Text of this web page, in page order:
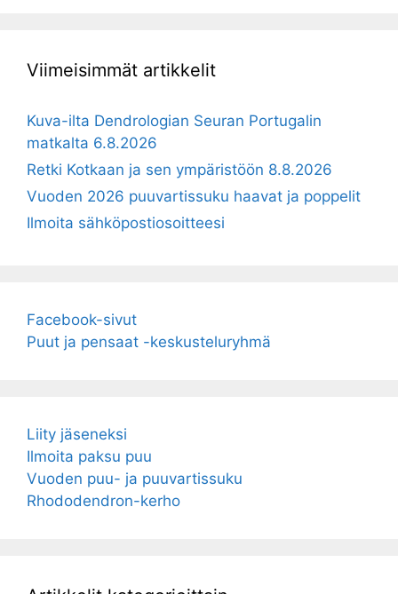
Viimeisimmät artikkelit
Kuva-ilta Dendrologian Seuran Portugalin
matkalta 6.8.2026
Retki Kotkaan ja sen ympäristöön 8.8.2026
Vuoden 2026 puuvartissuku haavat ja poppelit
Ilmoita sähköpostiosoitteesi
Facebook-sivut
Puut ja pensaat -keskusteluryhmä
Liity jäseneksi
Ilmoita paksu puu
Vuoden puu- ja puuvartissuku
Rhododendron-kerho